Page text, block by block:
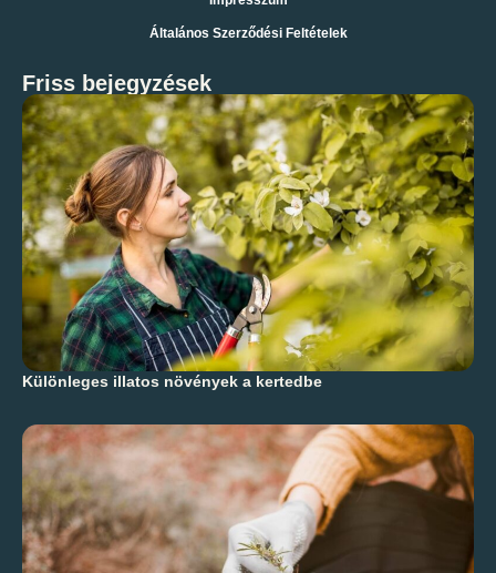
Általános Szerződési Feltételek
Friss bejegyzések
Különleges illatos növények a kertedbe